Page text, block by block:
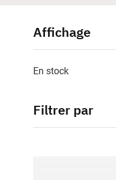
Affichage
En stock
Filtrer par